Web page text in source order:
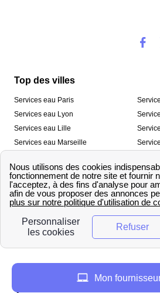
Top des villes
Services eau Paris
Services eau Lyon
Services eau Lille
Services eau Marseille
Services eau Toulon
Nos outils
🛁 Simulateur consommation eau
💧 Comparer les fournisseurs
d’eau
Qui sommes-nous ?
Mon